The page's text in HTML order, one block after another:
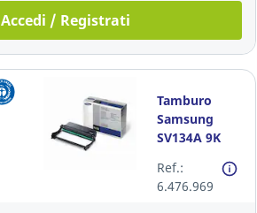
Accedi / Registrati
Tamburo
Samsung
SV134A 9K
Ref.:
6.476.969